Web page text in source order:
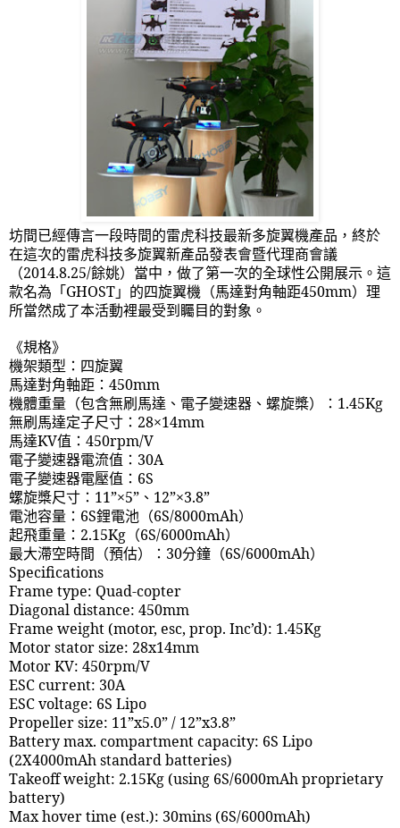
坊間已經傳言一段時間的雷虎科技最新多旋翼機產品，終於
在這次的雷虎科技多旋翼新產品發表會暨代理商會議
（2014.8.25/餘姚）當中，做了第一次的全球性公開展示。這
款名為「GHOST」的四旋翼機（馬達對角軸距450mm）理
所當然成了本活動裡最受到矚目的對象。
《規格》
機架類型：四旋翼
馬達對角軸距： 450mm
機體重量（包含無刷馬達、電子變速器、螺旋槳）： 1.45Kg
無刷馬達定子尺寸： 28×14mm
馬達KV值： 450rpm/V
電子變速器電流值： 30A
電子變速器電壓值： 6S
螺旋槳尺寸： 11”×5” 、 12”×3.8”
電池容量： 6S鋰電池（6S/8000mAh）
起飛重量： 2.15Kg （6S/6000mAh）
最大滯空時間（預估）： 30分鐘（6S/6000mAh）
Specifications
Frame type: Quad-copter
Diagonal distance: 450mm
Frame weight (motor, esc, prop. Inc’d): 1.45Kg
Motor stator size: 28x14mm
Motor KV: 450rpm/V
ESC current: 30A
ESC voltage: 6S Lipo
Propeller size: 11”x5.0” / 12”x3.8”
Battery max. compartment capacity: 6S Lipo
(2X4000mAh standard batteries)
Takeoff weight: 2.15Kg (using 6S/6000mAh proprietary
battery)
Max hover time (est.): 30mins (6S/6000mAh)